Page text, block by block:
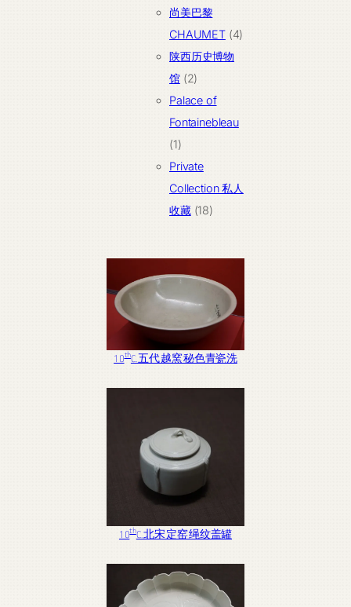
个
产
品
尚美巴黎
CHAUMET 44
陕西历史博物
馆 22
个
产
Palace of
Fontainebleau
11
个
产
品
Private
Collection 私人
收藏 1818
10thC. 五代 越窯 秘色青瓷洗
10thC. 北宋 定窑 绳纹盖罐